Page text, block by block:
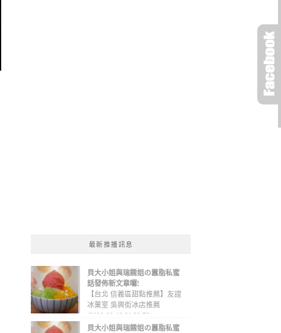
最新推播訊息
貝大小姐與瑞餚姐の囂脂私蜜
話發佈新文章囉!
【台北 信義區甜點推薦】友誼
冰菓室 吳興街冰店推薦
(2020-09-13 01:32:52)
貝大小姐與瑞餚姐の囂脂私蜜